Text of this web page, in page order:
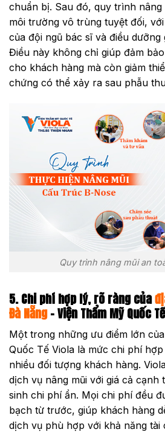
chuẩn bị. Sau đó, quy trình nâng
môi trường vô trùng tuyệt đối,
của đội ngũ bác sĩ và điều dưỡng
Điều này không chỉ giúp đảm
cho khách hàng mà còn giảm
chứng có thể xảy ra sau phẫu
Quy trình nâng mũi an
5. Chi phí hợp lý, rõ ràng của
Đà Nẵng– Viện Thẩm Mỹ Quốc
Một trong những ưu điểm lớn
Quốc Tế Viola là mức chi phí
nhiều đối tượng khách hàng.
dịch vụ nâng mũi với giá cả cạnh
sinh chi phí ẩn. Mọi chi phí đều
bạch từ trước, giúp khách hàng
dịch vụ phù hợp với khả năng tài